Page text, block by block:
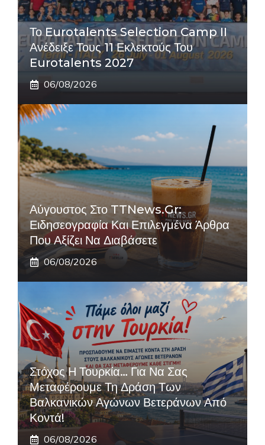
Το Eurotalents Selection Camp II
Ανέδειξε Τους 11 Εκλεκτούς Του
Eurotalents 2027
06/08/2026
Αύγουστος Στο TTNews.gr:
Ειδησεογραφία Και Επιλεγμένα Άρθρα
Που Αξίζει Να Διαβάσετε
06/08/2026
Στόχος Η Τουρκία… Για Να Σας
Μεταφέρουμε Τη Δράση Των
Βαλκανικών Αγώνων Βετεράνων Από
Κοντά!
06/08/2026